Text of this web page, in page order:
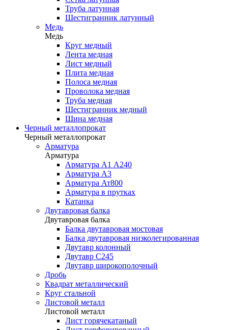
Труба латунная
Шестигранник латунный
Медь
Медь
Круг медный
Лента медная
Лист медный
Плита медная
Полоса медная
Проволока медная
Труба медная
Шестигранник медный
Шина медная
Черный металлопрокат
Черный металлопрокат
Арматура
Арматура
Арматура А1 А240
Арматура А3
Арматура Ат800
Арматура в прутках
Катанка
Двутавровая балка
Двутавровая балка
Балка двутавровая мостовая
Балка двутавровая низколегированная
Двутавр колонный
Двутавр С245
Двутавр широкополочный
Дробь
Квадрат металлический
Круг стальной
Листовой металл
Листовой металл
Лист горячекатаный